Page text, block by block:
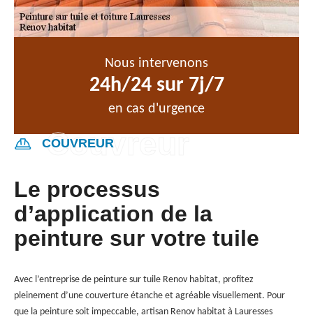
Nous intervenons
24h/24 sur 7j/7
en cas d'urgence
COUVREUR
Le processus
d’application de la
peinture sur votre tuile
Avec l’entreprise de peinture sur tuile Renov habitat, profitez
pleinement d’une couverture étanche et agréable visuellement. Pour
que la peinture soit impeccable, artisan Renov habitat à Lauresses